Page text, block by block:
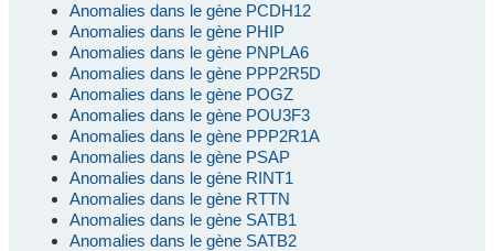
Anomalies dans le gène PCDH12
Anomalies dans le gène PHIP
Anomalies dans le gène PNPLA6
Anomalies dans le gène PPP2R5D
Anomalies dans le gène POGZ
Anomalies dans le gène POU3F3
Anomalies dans le gène PPP2R1A
Anomalies dans le gène PSAP
Anomalies dans le gène RINT1
Anomalies dans le gène RTTN
Anomalies dans le gène SATB1
Anomalies dans le gène SATB2